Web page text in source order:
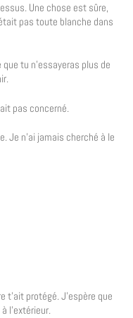
Une chose est sûre,
pas toute blanche dans
tu n’essayeras plus de
pas concerné.
Je n’ai jamais cherché à le
protégé. J’espère que
l’extérieur.